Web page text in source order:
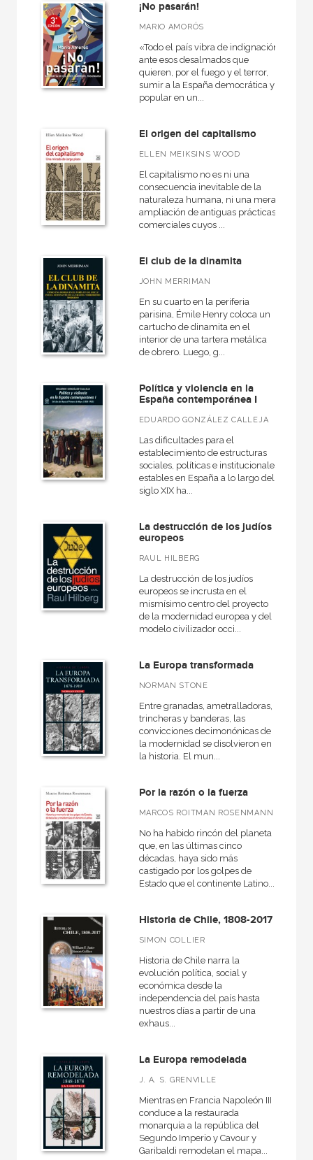
¡No pasarán!
MARIO AMORÓS
«Todo el país vibra de indignación
ante esos desalmados que
quieren, por el fuego y el terror,
sumir a la España democrática y
popular en un...
El origen del capitalismo
ELLEN MEIKSINS WOOD
El capitalismo no es ni una
consecuencia inevitable de la
naturaleza humana, ni una mera
ampliación de antiguas prácticas
comerciales cuyos ...
El club de la dinamita
JOHN MERRIMAN
En su cuarto en la periferia
parisina, Émile Henry coloca un
cartucho de dinamita en el
interior de una tartera metálica
de obrero. Luego, g...
Política y violencia en la
España contemporánea I
EDUARDO GONZÁLEZ CALLEJA
Las dificultades para el
establecimiento de estructuras
sociales, políticas e institucionales
estables en España a lo largo del
siglo XIX ha...
La destrucción de los judíos
europeos
RAUL HILBERG
La destrucción de los judíos
europeos se incrusta en el
mismísimo centro del proyecto
de la modernidad europea y del
modelo civilizador occi...
La Europa transformada
NORMAN STONE
Entre granadas, ametralladoras,
trincheras y banderas, las
convicciones decimonónicas de
la modernidad se disolvieron en
la historia. El mun...
Por la razón o la fuerza
MARCOS ROITMAN ROSENMANN
No ha habido rincón del planeta
que, en las últimas cinco
décadas, haya sido más
castigado por los golpes de
Estado que el continente Latino...
Historia de Chile, 1808-2017
SIMON COLLIER
Historia de Chile narra la
evolución política, social y
económica desde la
independencia del país hasta
nuestros días a partir de una
exhaus...
La Europa remodelada
J. A. S. GRENVILLE
Mientras en Francia Napoleón III
conduce a la restaurada
monarquía a la república del
Segundo Imperio y Cavour y
Garibaldi remodelan el mapa...